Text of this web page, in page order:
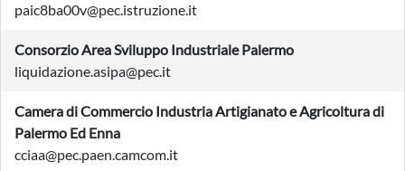
paic8ba00v@pec.istruzione.it
Consorzio Area Sviluppo Industriale Palermo
liquidazione.asipa@pec.it
Camera di Commercio Industria Artigianato e Agricoltura di
Palermo Ed Enna
cciaa@pec.paen.camcom.it